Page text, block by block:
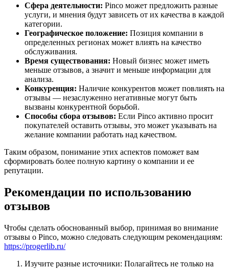
Сфера деятельности: Pinco может предложить разные
услуги, и мнения будут зависеть от их качества в каждой
категории.
Географическое положение: Позиция компании в
определенных регионах может влиять на качество
обслуживания.
Время существования: Новый бизнес может иметь
меньше отзывов, а значит и меньше информации для
анализа.
Конкуренция: Наличие конкурентов может повлиять на
отзывы — незаслуженно негативные могут быть
вызваны конкурентной борьбой.
Способы сбора отзывов: Если Pinco активно просит
покупателей оставить отзывы, это может указывать на
желание компании работать над качеством.
Таким образом, понимание этих аспектов поможет вам
сформировать более полную картину о компании и ее
репутации.
Рекомендации по использованию
отзывов
Чтобы сделать обоснованный выбор, принимая во внимание
отзывы о Pinco, можно следовать следующим рекомендациям:
https://progerlib.ru/
Изучите разные источники: Полагайтесь не только на